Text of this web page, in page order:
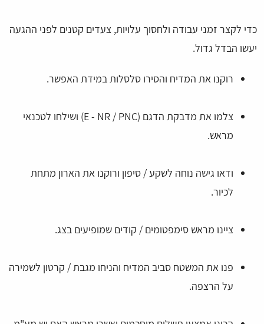
כדי לקצר זמני עבודה ולחסוך עלויות, צעדים קטנים לפני ההגעה
יעשו הבדל גדול.
רוקנו את המדיח והסירו סלסלות במידת האפשר.
צלמו את מדבקת הדגם (E - NR / PNC) ושילחו לטכנאי
מראש.
ודאו גישה נוחה לשקע / סיפון ורוקנו את הארון מתחת
לכיור.
ציינו מראש סימפטומים / קודים שמופיעים בצג.
פנו את המשטח סביב המדיח והניחו מגבת / קרטון לשמירה
על הרצפה.